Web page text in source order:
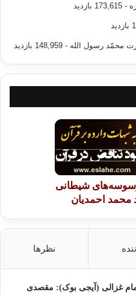
- 173,615 بازدید
محمّد رسول الله - 148,959 بازدید
شیطانی
محمد احمدیان
نظرها
غزالی (آیجی بوک): مقصدی